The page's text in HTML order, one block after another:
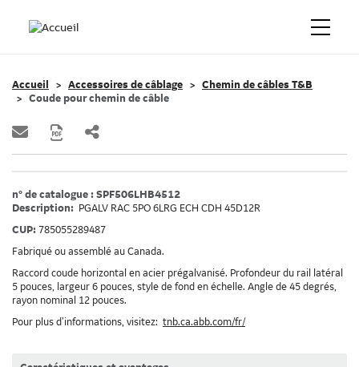
Accueil Accessoires de câblage
Chemin de câbles T&B
Coude pour chemin de câble
n° de catalogue : SPF506LHB4512
Description: PGALV RAC 5PO 6LRG ECH CDH 45D12R
CUP: 785055289487
Fabriqué ou assemblé au Canada.
Raccord coude horizontal en acier prégalvanisé. Profondeur du rail latéral
5 pouces, largeur 6 pouces, style de fond en échelle. Angle de 45 degrés,
rayon nominal 12 pouces.
Pour plus d’informations, visitez: tnb.ca.abb.com/fr/